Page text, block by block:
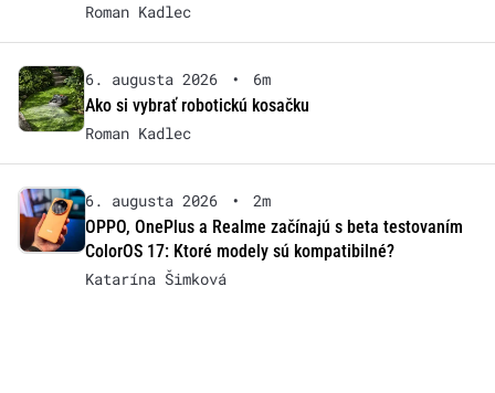
Roman Kadlec
6. augusta 2026 •
6m
Ako si vybrať robotickú kosačku
Roman Kadlec
6. augusta 2026 •
2m
OPPO, OnePlus a Realme začínajú s beta testovaním
ColorOS 17: Ktoré modely sú kompatibilné?
Katarína Šimková